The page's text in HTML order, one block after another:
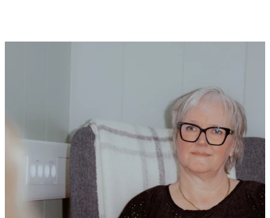
Nye brosjyrer på arabisk og somali
Les saken
Nyheter
- Vi når i større grad yngre brukere